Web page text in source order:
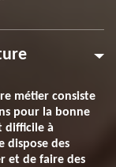
métier consiste
pour la bonne
difficile à
dispose des
et de faire des